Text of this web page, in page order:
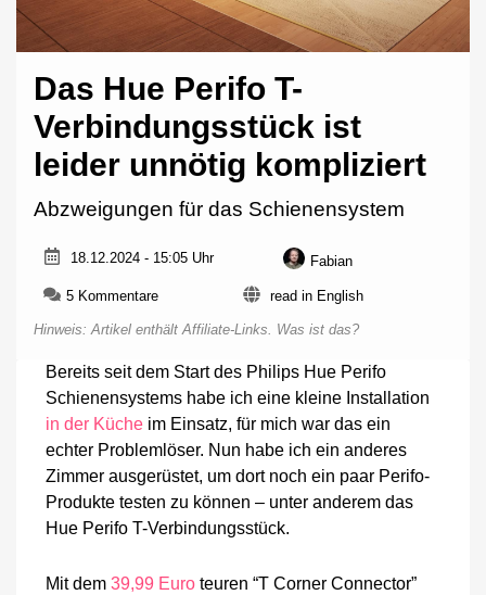
Das Hue Perifo T-
Verbindungsstück ist
leider unnötig kompliziert
Abzweigungen für das Schienensystem
18.12.2024 - 15:05 Uhr Fabian
5 Kommentarezu
Hue
T-
Verbindungsstück
ist
unnötig
kompliziert
read in English
Hinweis: Artikel enthält Affiliate-Links. Was ist das?
Bereits seit dem Start des Philips Hue Perifo
Schienensystems habe ich eine kleine Installation
in der Küche im Einsatz, für mich war das ein
echter Problemlöser. Nun habe ich ein anderes
Zimmer ausgerüstet, um dort noch ein paar Perifo-
Produkte testen zu können – unter anderem das
Hue Perifo T-Verbindungsstück.
Mit dem 39,99 Euro teuren “T Corner Connector”